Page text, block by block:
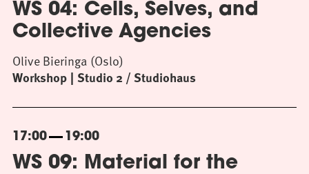
WS 04: Cells, Selves, and
Collective Agencies
Workshop Studio 2 / Studiohaus
Olive Bieringa (Oslo)
17:00 19:00
WS 09: Material for the